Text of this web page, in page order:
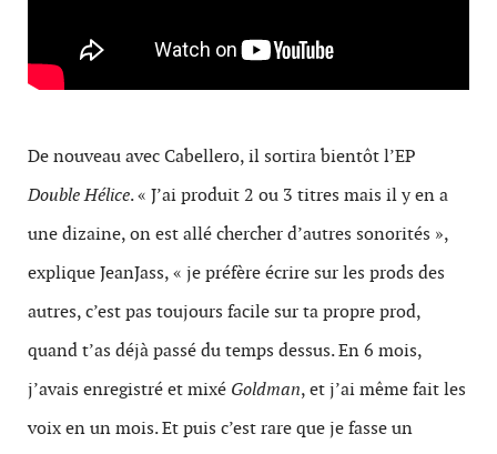
De nouveau avec Cabellero, il sortira bientôt l’EP
Double Hélice. « J’ai produit 2 ou 3 titres mais il y en a
une dizaine, on est allé chercher d’autres sonorités »,
explique JeanJass, « je préfère écrire sur les prods des
autres, c’est pas toujours facile sur ta propre prod,
quand t’as déjà passé du temps dessus. En 6 mois,
j’avais enregistré et mixé Goldman, et j’ai même fait les
voix en un mois. Et puis c’est rare que je fasse un